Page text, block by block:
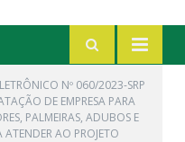
Nº 060/2023-SRP
DE EMPRESA PARA
PALMEIRAS, ADUBOS E
AO PROJETO